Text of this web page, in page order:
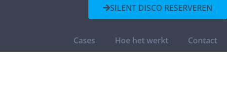
SILENT DISCO RESERVEREN
Cases Hoe het werkt Contact